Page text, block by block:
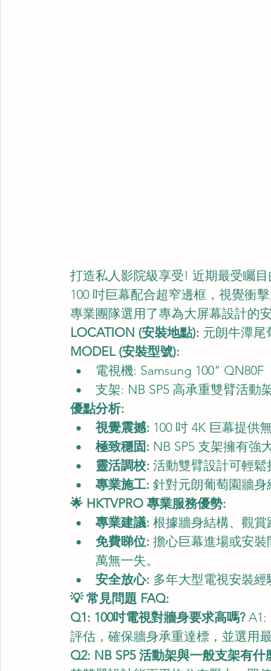
打造私人影院級享受! 近期最受矚
100 吋巨幕配合超窄邊框，視覺衝
專業團隊選用了專為大屏幕設計的安
LOCATION (安裝地點): 元朗牛潭尾
MODEL (安裝型號):
電視機: Samsung 100" QN80F
支架: NB SP5 高承重雙臂活動
優點分析:
視覺震撼: 100 吋 4K 巨幕提供
極致穩固: NB SP5 支架擁有強
靈活調校: 活動雙臂設計可輕鬆
專業施工: 針對元朗葡萄園牆身
🌟 HKTVPRO 專業服務優勢:
專業建議: 根據牆身結構、觀賞
免費睇位: 擔心巨幕進場或安
萬無一失。
安全放心: 多年大型電視安裝經
💡 常見問題 FAQ:
Q1: 100吋電視對牆身要求高嗎? A1:
評估，確保牆身承重達標，並選用
Q2: NB SP5 活動架與一般支架有什